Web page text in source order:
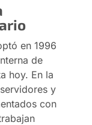
en 1996
de
hoy. En la
y
con